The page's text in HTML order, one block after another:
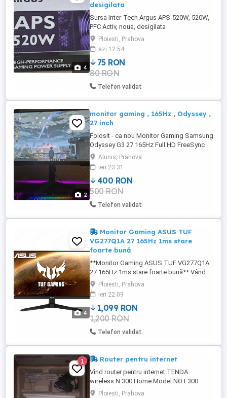
4
desigilata
Sursa Inter-Tech Argus APS-520W, 520W,
PFC Activ, noua, desigilata
CARACTERISTICI: Putere sursa (W): 520 W
Numar ventilatoare 1 Alimentare 115 - 230
V Caracteristici speciale: Certificare 80
PLUS Activ PFC Protectie: OPP Protectie:
OVP Protectie: SCP Protectie: OCP
Protectie: NLP Conectori: 1 ...
Ploiesti, Prahova
azi 12:54
75 RON
80 RON
Telefon validat
2
monitor gaming , 165Hz , Odyssey ,
27 inch
Folosit - ca nou Monitor Gaming Samsung
Odyssey G3 27 165Hz Full HD FreeSync
Premium Stare impecabilă, folosit
aproximativ 1 an. Fără pixeli morți sau
defecte. Se poate testa înainte de
cumpărare.
Alunis, Prahova
ieri 23:31
400 RON
500 RON
Telefon validat
4
Monitor Gaming ASUS TUF
VG277Q1A 27 165Hz 1ms stare
foarte bună
**Monitor Gaming ASUS TUF VG277Q1A
27 165Hz 1ms stare foarte bună** Vând
monitor gaming ASUS TUF VG277Q1A,
ideal pentru gaming competitiv și utilizare
zilnică. Monitorul funcționează perfect,
fără defecte sau probleme.
**Specificații:** * Diagonală: 27 inch *
Rezoluție: Full HD (1920x1080) * ...
Ploiesti, Prahova
ieri 22:09
1,099 RON
1,200 RON
Telefon validat
1 Router pentru internet
Vînd router pentru internet TENDA
wireless N 300 Home Model NO:F300.
Routerul este in perfecta stare este nou
Ploiesti, Prahova